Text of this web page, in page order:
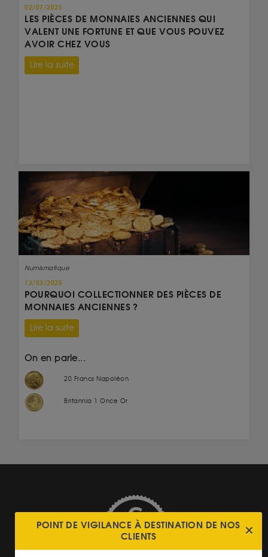
02/07/2025
LES PIÈCES DE MONNAIES ANCIENNES QUI
VALENT UNE FORTUNE ET QUE VOUS POUVEZ
AVOIR CHEZ VOUS
Lire la suite
Numismatique
12/03/2025
POURQUOI COLLECTIONNER DES PIÈCES DE
MONNAIES ANCIENNES ?
Lire la suite
On en parle...
20 Francs Napoléon
Britannia 1 Once Or
TRANSPARENCE DES
PRIX
POINT DE VIGILANCE À DESTINATION DE NOS
CLIENTS